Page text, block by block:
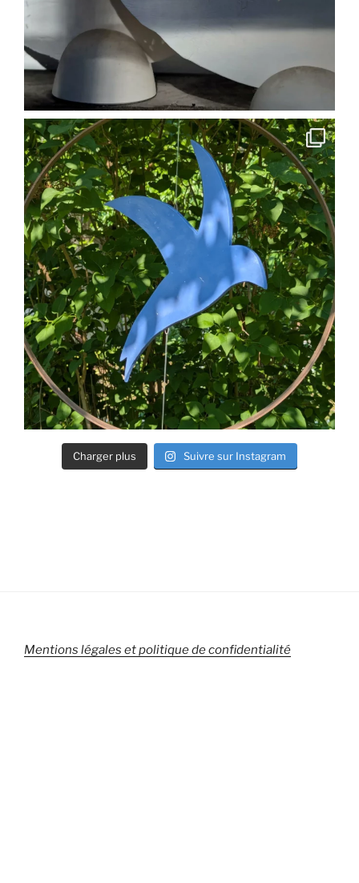
Charger plus Suivre sur Instagram
Mentions légales et politique de confidentialité